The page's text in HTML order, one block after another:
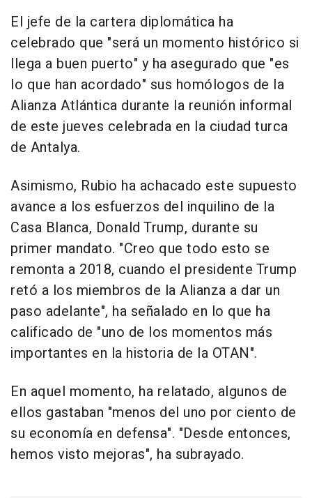
El jefe de la cartera diplomática ha
celebrado que "será un momento histórico si
llega a buen puerto" y ha asegurado que "es
lo que han acordado" sus homólogos de la
Alianza Atlántica durante la reunión informal
de este jueves celebrada en la ciudad turca
de Antalya.
Asimismo, Rubio ha achacado este supuesto
avance a los esfuerzos del inquilino de la
Casa Blanca, Donald Trump, durante su
primer mandato. "Creo que todo esto se
remonta a 2018, cuando el presidente Trump
retó a los miembros de la Alianza a dar un
paso adelante", ha señalado en lo que ha
calificado de "uno de los momentos más
importantes en la historia de la OTAN".
En aquel momento, ha relatado, algunos de
ellos gastaban "menos del uno por ciento de
su economía en defensa". "Desde entonces,
hemos visto mejoras", ha subrayado.